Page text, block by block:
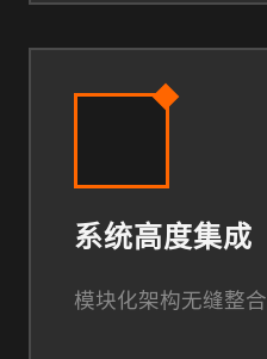
系统高度集成
模块化架构无缝整合